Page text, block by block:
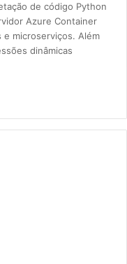
de código Python
Azure Container
microserviços. Além
dinâmicas